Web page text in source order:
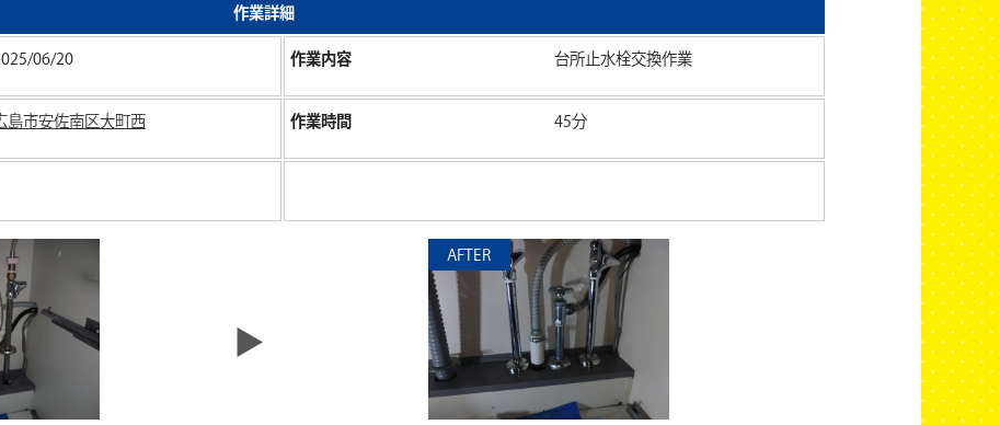
作業詳細
06/20 作業内容 台所止水栓交換作業
島市安佐南区大町西 作業時間 45分
AFTER